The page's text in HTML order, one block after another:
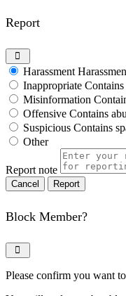
Report
Harassment
Inappropriate
Misinformation
Offensive Contains
Suspicious Contains
Other
Report note
Report
Block Member?
Please confirm you want